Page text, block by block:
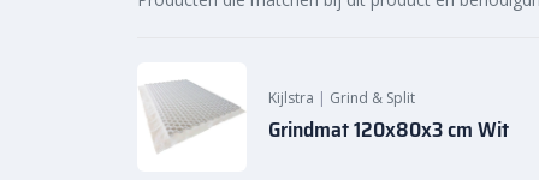
Kijlstra | Grind & Split
Grindmat 120x80x3 cm Wit